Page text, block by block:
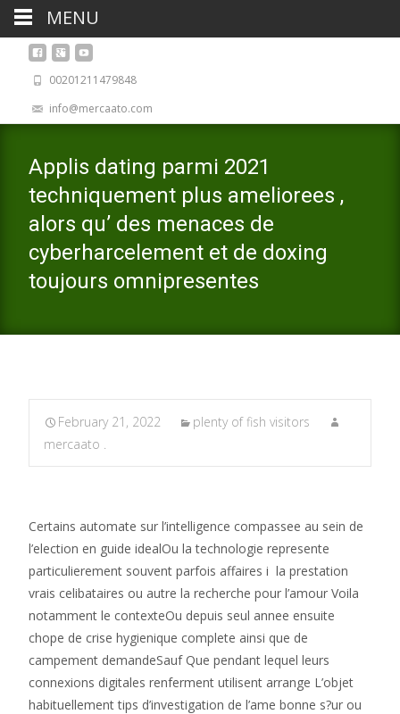
00201211479848
info@mercaato.com
Applis dating parmi 2021
techniquement plus ameliorees ,
alors qu’ des menaces de
cyberharcelement et de doxing
toujours omnipresentes
February 21, 2022
plenty of fish visitors
mercaato .
Certains automate sur l’intelligence compassee au sein de
l’election en guide idealOu la technologie represente
particulierement souvent parfois affaires i la prestation
vrais celibataires ou autre la recherche pour l’amour Voila
notamment le contexteOu depuis seul annee ensuite
chope de crise hygienique complete ainsi que de
campement demandeSauf Que pendant lequel leurs
connexions digitales renferment utilisent arrange L’objet
habituellement tips d’investigation de l’ame bonne s?ur ou
MENU